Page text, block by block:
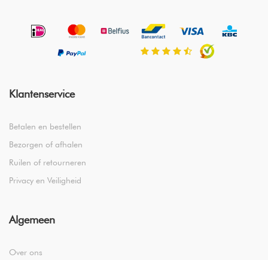
certificering van de Cotton Egypt Association ben je
verzekerd van 100% authentiek Egyptisch katoen, afkomstig
Klantenservice
Betalen en bestellen
Bezorgen of afhalen
Ruilen of retourneren
Privacy en Veiligheid
Algemeen
Over ons